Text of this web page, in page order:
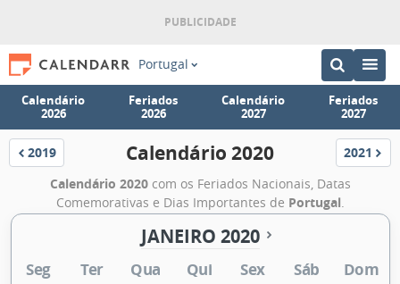
Portugal
Calendário
2026
Feriados
2026
Calendário
2027
Feriados
2027
Calendário
2019 Calendário 2020
2021
Calendário 2020com os Feriados Nacionais, Datas
Comemorativas e Dias Importantes de Portugal.
JANEIRO 2020
Seg Ter Qua Qui Sex Sáb Dom